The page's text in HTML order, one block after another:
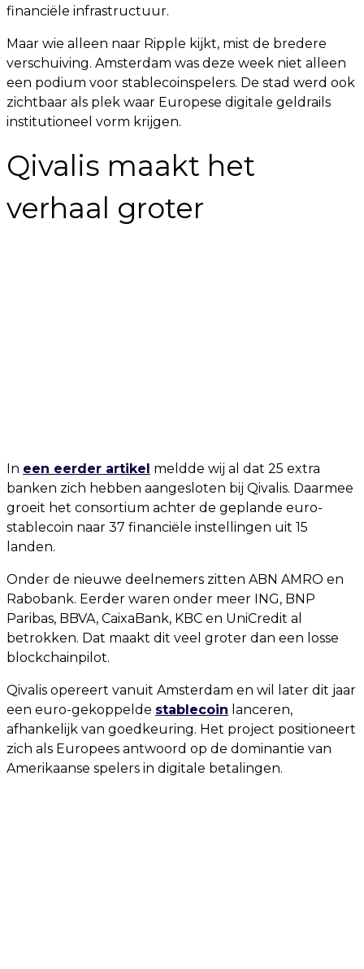
financiële infrastructuur.
Maar wie alleen naar Ripple kijkt, mist de bredere
verschuiving. Amsterdam was deze week niet alleen
een podium voor stablecoinspelers. De stad werd ook
zichtbaar als plek waar Europese digitale geldrails
institutioneel vorm krijgen.
Qivalis maakt het
verhaal groter
In een eerder artikel meldde wij al dat 25 extra
banken zich hebben aangesloten bij Qivalis. Daarmee
groeit het consortium achter de geplande euro-
stablecoin naar 37 financiële instellingen uit 15
landen.
Onder de nieuwe deelnemers zitten ABN AMRO en
Rabobank. Eerder waren onder meer ING, BNP
Paribas, BBVA, CaixaBank, KBC en UniCredit al
betrokken. Dat maakt dit veel groter dan een losse
blockchainpilot.
Qivalis opereert vanuit Amsterdam en wil later dit jaar
een euro-gekoppelde stablecoin lanceren,
afhankelijk van goedkeuring. Het project positioneert
zich als Europees antwoord op de dominantie van
Amerikaanse spelers in digitale betalingen.